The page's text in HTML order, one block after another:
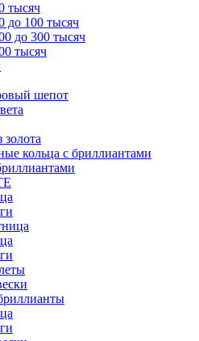
тысяч
до 100 тысяч
до 300 тысяч
тысяч
шепот
золота
кольца с бриллиантами